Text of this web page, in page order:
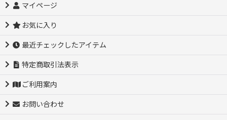
マイページ
お気に入り
最近チェックしたアイテム
特定商取引法表示
ご利用案内
お問い合わせ